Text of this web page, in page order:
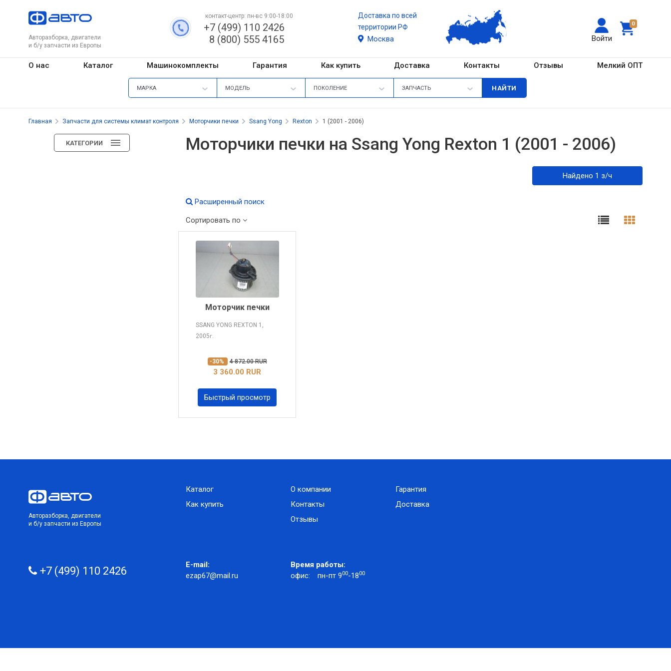
Авторазборка, двигатели
и б/у запчасти из Европы
0
Войти
контакт-центр: пн-вс 9:00-18:00
+7 (499) 110 2426
8 (800) 555 4165
Доставка по всей
территории РФ
Москва
О нас Каталог Машинокомплекты Гарантия Как купить Доставка Контакты Отзывы Мелкий ОПТ
МАРКА МОДЕЛЬ ПОКОЛЕНИЕ ЗАПЧАСТЬ
Главная Запчасти для системы климат контроля Моторчики печки Ssang Yong Rexton 1 (2001 - 2006)
КАТЕГОРИИ Моторчики печки на Ssang Yong Rexton 1 (2001 - 2006)
Найдено 1 з/ч
Расширенный поиск
Сортировать по
Моторчик печки
SSANG YONG REXTON 1,
2005г.
-30% 4 872.00 RUR
3 360.00 RUR
Быстрый просмотр
Авторазборка, двигатели
и б/у запчасти из Европы
Каталог
Как купить
О компании
Контакты
Отзывы
Гарантия
Доставка
+7 (499) 110 2426
E-mail:
ezap67@mail.ru
Время работы:
офис:
пн-пт 900-1800